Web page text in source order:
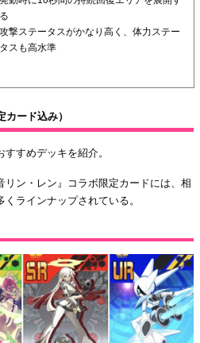
る
攻撃ステータスがかなり高く、体力ステー
タスも高水準
ード込み）
すめデッキを紹介。
リン・レン』コラボ限定カードには、相
ラインナップされている。